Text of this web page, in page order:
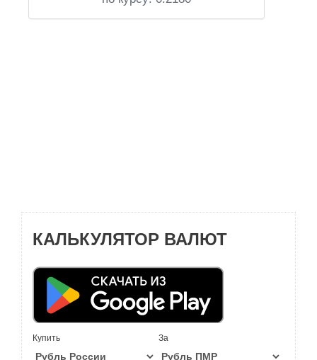
КАЛЬКУЛЯТОР ВАЛЮТ
Купить За